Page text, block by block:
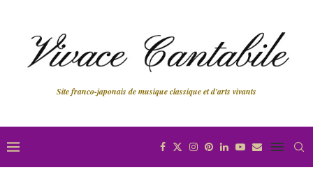
Site franco-japonais de musique classique et d'arts vivants